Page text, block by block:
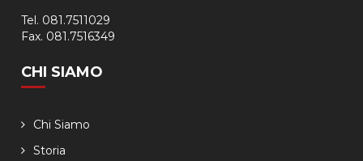
Tel. 081.7511029
Fax. 081.7516349
CHI SIAMO
Chi Siamo
Storia